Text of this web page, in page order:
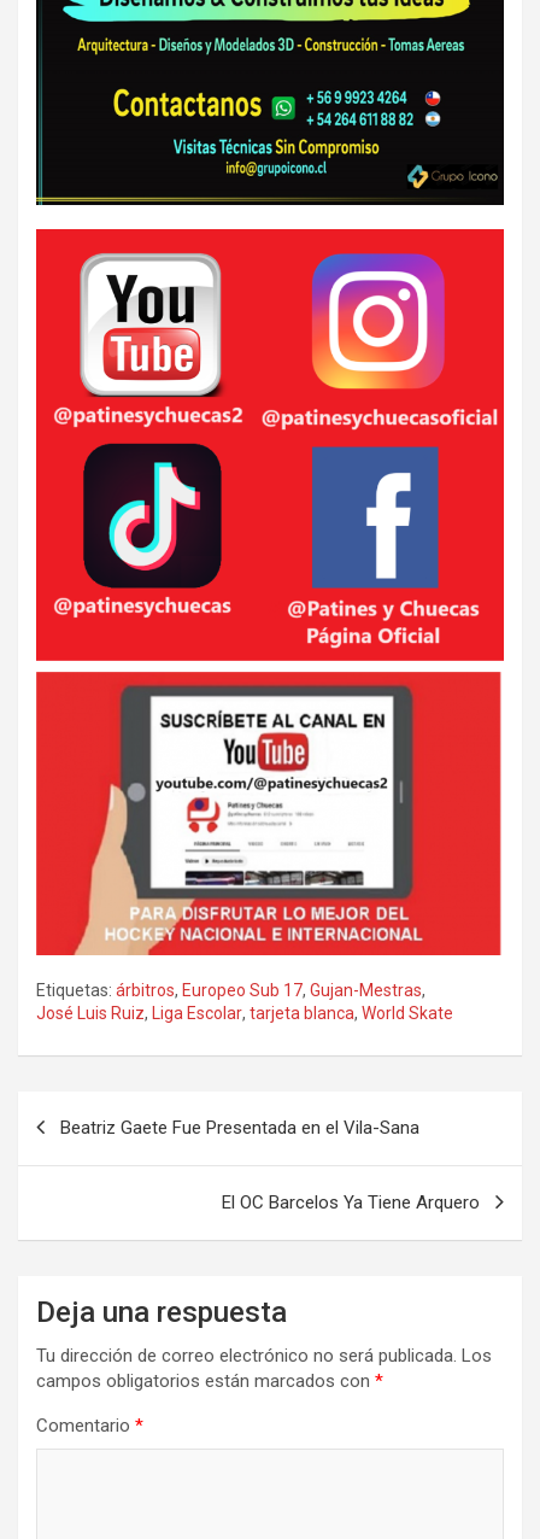
Etiquetas: árbitros, Europeo Sub 17, Gujan-Mestras,
José Luis Ruiz, Liga Escolar, tarjeta blanca, World Skate
Beatriz Gaete Fue Presentada en el Vila-Sana
El OC Barcelos Ya Tiene Arquero
Deja una respuesta
Tu dirección de correo electrónico no será publicada. Los
campos obligatorios están marcados con *
Comentario *